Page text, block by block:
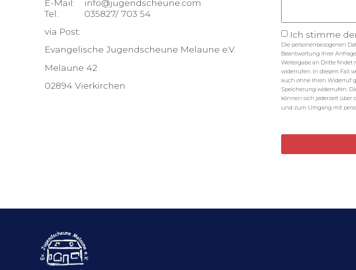
E-Mail: info@jugendscheune.com
Tel.: 035827/ 703 54
via Post:
Evangelische Jugendscheune Melaune e.V.
Melaune 42
02894 Vierkirchen
Ich stimme
Die personenbezogenen
Beantwortung Ihrer
Weitergabe an Dritte
widerrufen. In diesem Fall
auch ohne Ihren Widerruf
Speicherung widerrufen.
können sich jederzeit über
und zum Umgang mit